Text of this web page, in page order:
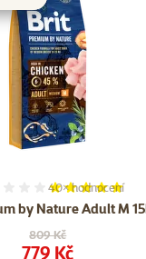
by Nature Adult M
Hodnocení
40×hodnocení
Původní cena
809 Kč
Cena
779 Kč